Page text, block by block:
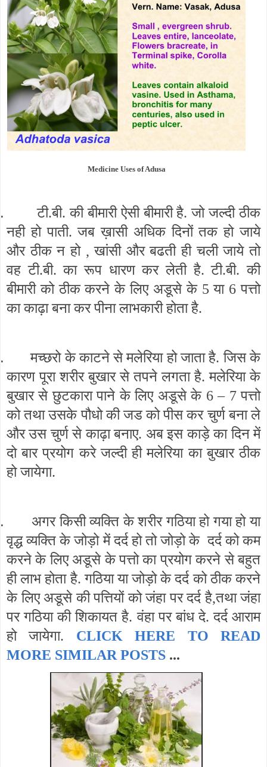
Medicine Uses of Adusa
टी.बी. की बीमारी ऐसी बीमारी है. जो जल्दी ठीक
नही हो पाती. जब ख़ासी अधिक दिनों तक हो जाये
और ठीक न हो , खांसी और बढती ही चली जाये तो
वह टी.बी. का रूप धारण कर लेती है. टी.बी. की
बीमारी को ठीक करने के लिए अडूसे के 5 या 6 पत्तो
का काढ़ा बना कर पीना लाभकारी होता है.
मच्छरो के काटने से मलेरिया हो जाता है. जिस के
कारण पूरा शरीर बुखार से तपने लगता है. मलेरिया के
बुखार से छुटकारा पाने के लिए अडूसे के 6 – 7 पत्तो
को तथा उसके पौधो की जड को पीस कर चुर्ण बना ले
और उस चुर्ण से काढ़ा बनाए. अब इस काड़े का दिन में
दो बार प्रयोग करे जल्दी ही मलेरिया का बुखार ठीक
हो जायेगा.
अगर किसी व्यक्ति के शरीर गठिया हो गया हो या
वृद्ध व्यक्ति के जोड़ो में दर्द हो तो जोड़ो के दर्द को कम
करने के लिए अडूसे के पत्तो का प्रयोग करने से बहुत
ही लाभ होता है. गठिया या जोड़ो के दर्द को ठीक करने
के लिए अडूसे की पत्तियों को जंहा पर दर्द है,तथा जंहा
पर गठिया की शिकायत है. वंहा पर बांध दे. दर्द आराम
हो जायेगा. CLICK HERE TO READ
MORE SIMILAR POSTS ...